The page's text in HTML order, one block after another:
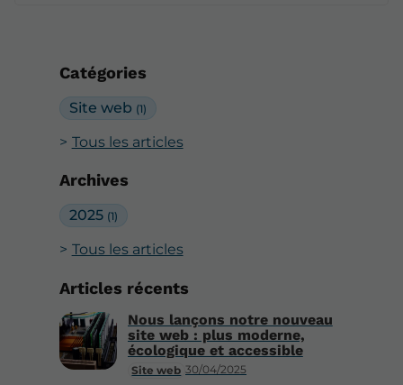
Catégories
Site web (1)
Tous les articles
Archives
2025 (1)
Tous les articles
Articles récents
Site web 30/04/2025
Nous lançons notre nouveau
site web : plus moderne,
écologique et accessible